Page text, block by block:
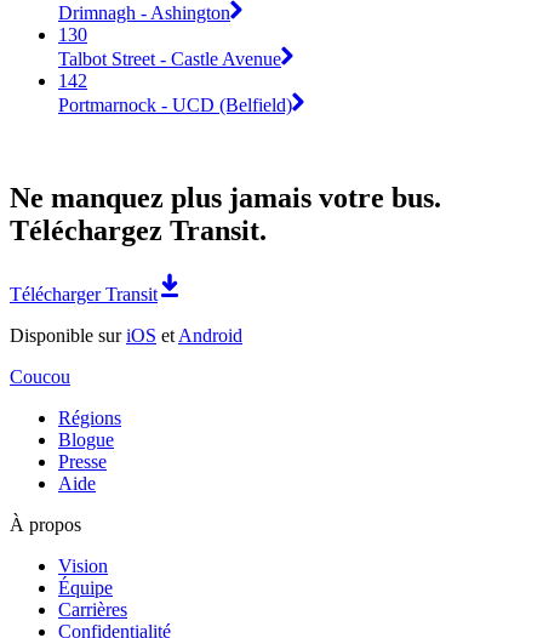
Drimnagh - Ashington
130
Talbot Street - Castle Avenue
142
Portmarnock - UCD (Belfield)
Ne manquez plus jamais votre bus.
Téléchargez Transit.
Télécharger Transit
Disponible suriOS et Android
Coucou
Régions
Blogue
Presse
Aide
À propos
Vision
Équipe
Carrières
Confidentialité